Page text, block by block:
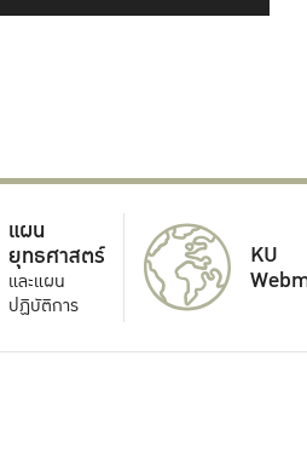
แผน
ยุทธศาสตร์
และแผน
ปฏิบัติการ
KU